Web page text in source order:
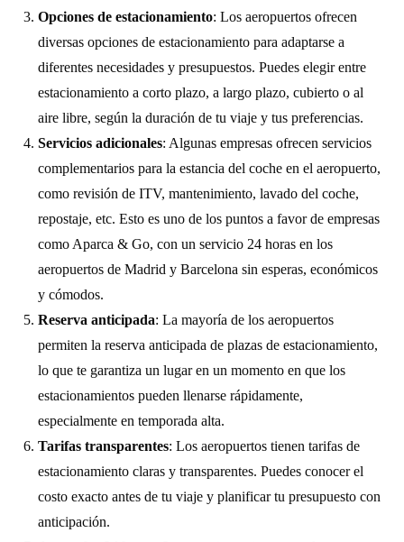
Opciones de estacionamiento: Los aeropuertos ofrecen
diversas opciones de estacionamiento para adaptarse a
diferentes necesidades y presupuestos. Puedes elegir entre
estacionamiento a corto plazo, a largo plazo, cubierto o al
aire libre, según la duración de tu viaje y tus preferencias.
Servicios adicionales: Algunas empresas ofrecen servicios
complementarios para la estancia del coche en el aeropuerto,
como revisión de ITV, mantenimiento, lavado del coche,
repostaje, etc. Esto es uno de los puntos a favor de empresas
como Aparca & Go, con un servicio 24 horas en los
aeropuertos de Madrid y Barcelona sin esperas, económicos
y cómodos.
Reserva anticipada: La mayoría de los aeropuertos
permiten la reserva anticipada de plazas de estacionamiento,
lo que te garantiza un lugar en un momento en que los
estacionamientos pueden llenarse rápidamente,
especialmente en temporada alta.
Tarifas transparentes: Los aeropuertos tienen tarifas de
estacionamiento claras y transparentes. Puedes conocer el
costo exacto antes de tu viaje y planificar tu presupuesto con
anticipación.